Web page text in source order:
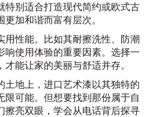
特别适合打造现代简约或欧式古
加和谐而富有层次。
用性能。比如其耐擦洗性、防潮
响使用体验的重要因素。选择一
能让家的美丽与舒适并存。
土地上，进口艺术漆以其独特的
限可能。但想要找到那份属于自
擦亮双眼，学会从电话背后探寻